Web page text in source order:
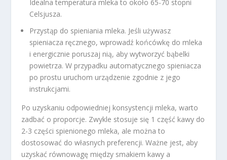
Idealna temperatura mleka to około 65-70 stopni
Celsjusza.
Przystąp do spieniania mleka. Jeśli używasz
spieniacza ręcznego, wprowadź końcówkę do mleka
i energicznie poruszaj nią, aby wytworzyć bąbelki
powietrza. W przypadku automatycznego spieniacza
po prostu uruchom urządzenie zgodnie z jego
instrukcjami.
Po uzyskaniu odpowiedniej konsystencji mleka, warto
zadbać o proporcje. Zwykle stosuje się 1 część kawy do
2-3 części spienionego mleka, ale można to
dostosować do własnych preferencji. Ważne jest, aby
uzyskać równowagę między smakiem kawy a